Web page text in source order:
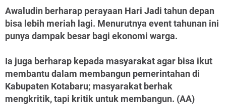
Awaludin berharap perayaan Hari Jadi tahun depan
bisa lebih meriah lagi. Menurutnya event tahunan ini
punya dampak besar bagi ekonomi warga.
Ia juga berharap kepada masyarakat agar bisa ikut
membantu dalam membangun pemerintahan di
Kabupaten Kotabaru; masyarakat berhak
mengkritik, tapi kritik untuk membangun. (AA)